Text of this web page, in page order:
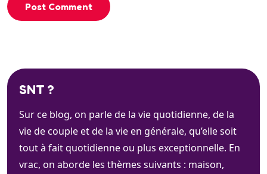
Post Comment
SNT ?
Sur ce blog, on parle de la vie quotidienne, de la
vie de couple et de la vie en générale, qu’elle soit
tout à fait quotidienne ou plus exceptionnelle. En
vrac, on aborde les thèmes suivants : maison,